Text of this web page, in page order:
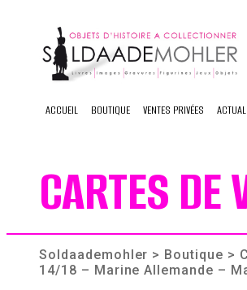
content
ACCUEIL BOUTIQUE VENTES PRIVÉES
CARTES DE
Soldaademohler > Boutique >
14/18 – Marine Allemande –